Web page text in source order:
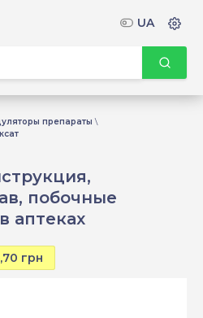
препараты
побочные
аптеках
грн
UA